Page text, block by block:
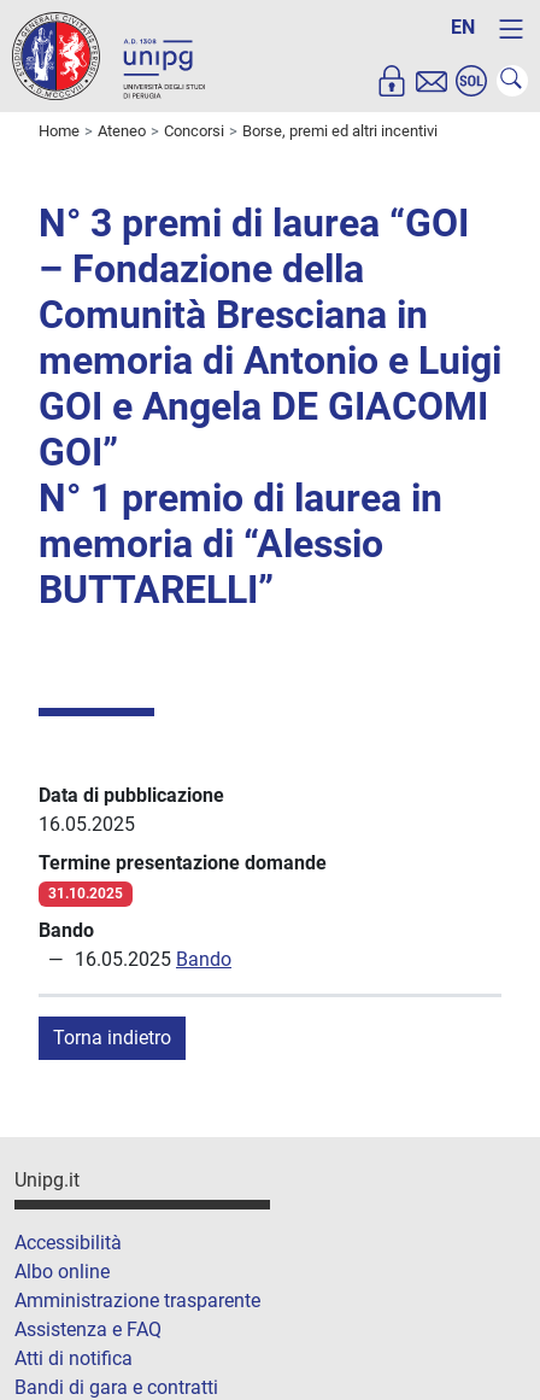
EN
Home Ateneo Concorsi Borse, premi ed altri incentivi
N° 3 premi di laurea “GOI
– Fondazione della
Comunità Bresciana in
memoria di Antonio e Luigi
GOI e Angela DE GIACOMI
GOI”
N° 1 premio di laurea in
memoria di “Alessio
BUTTARELLI”
Data di pubblicazione
16.05.2025
Termine presentazione domande
31.10.2025
Bando
16.05.2025 Bando
Torna indietro
Unipg.it
Accessibilità
Albo online
Amministrazione trasparente
Assistenza e FAQ
Atti di notifica
Bandi di gara e contratti